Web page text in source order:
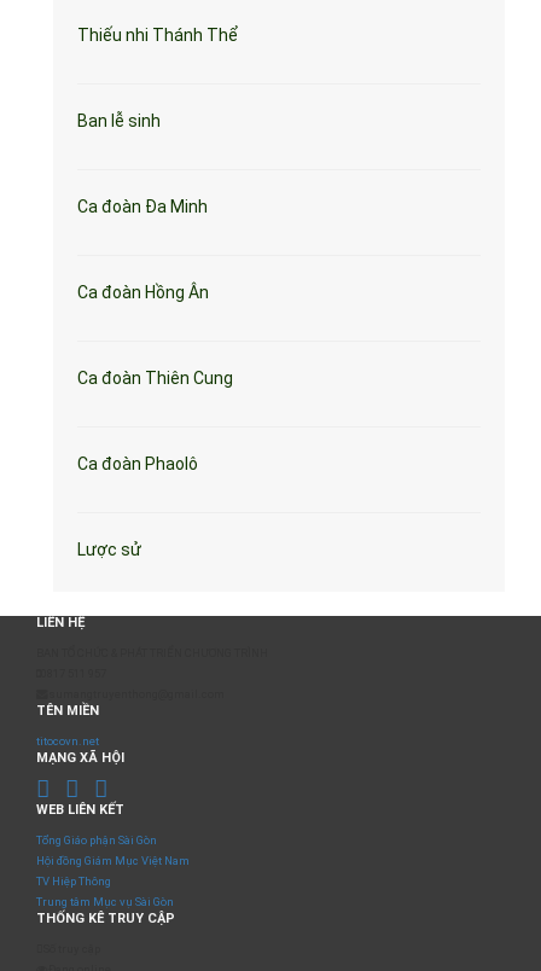
Thiếu nhi Thánh Thể
Ban lễ sinh
Ca đoàn Đa Minh
Ca đoàn Hồng Ân
Ca đoàn Thiên Cung
Ca đoàn Phaolô
Lược sử
LIÊN HỆ
TÊN MIỀN
titocovn.net
MẠNG XÃ HỘI
WEB LIÊN KẾT
Tổng Giáo phận Sài Gòn
Hội đồng Giám Mục Việt Nam
TV Hiệp Thông
Trung tâm Mục vụ Sài Gòn
THỐNG KÊ TRUY CẬP